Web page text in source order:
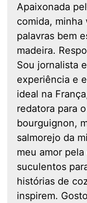
Apaixonada
comida, minha
palavras bem
madeira.
Sou jornalista
experiência e
ideal na
redatora para
bourguignon,
salmorejo da
meu amor
suculentos
histórias de
inspirem.